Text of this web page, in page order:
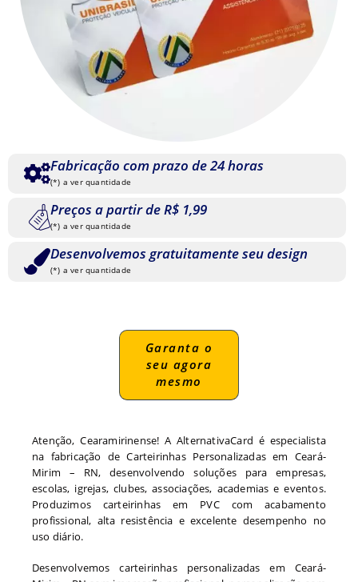
Fabricação com prazo de 24 horas
(*) a ver quantidade
Preços a partir de R$ 1,99
(*) a ver quantidade
Desenvolvemos gratuitamente seu design
(*) a ver quantidade
Garanta o
seu agora
mesmo
Atenção, Cearamirinense! A AlternativaCard é especialista
na fabricação de Carteirinhas Personalizadas em Ceará-
Mirim – RN, desenvolvendo soluções para empresas,
escolas, igrejas, clubes, associações, academias e eventos.
Produzimos carteirinhas em PVC com acabamento
profissional, alta resistência e excelente desempenho no
uso diário.
Desenvolvemos carteirinhas personalizadas em Ceará-